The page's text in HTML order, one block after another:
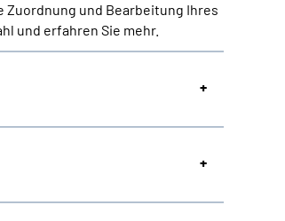
Zuordnung und Bearbeitung Ihres
und erfahren Sie mehr.